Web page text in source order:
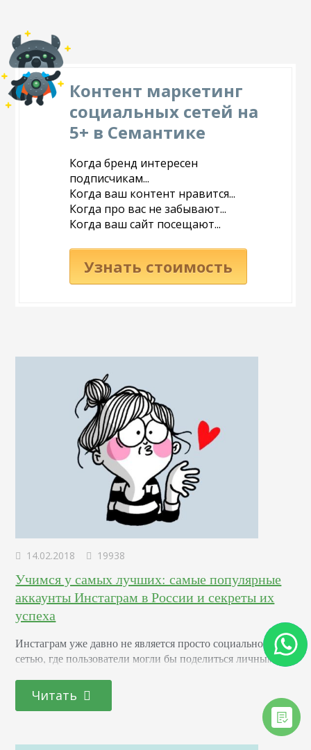
Контент маркетинг
социальных сетей на
5+ в Семантике
Когда бренд интересен
подписчикам...
Когда ваш контент нравится...
Когда про вас не забывают...
Когда ваш сайт посещают...
Узнать стоимость
14.02.2018 19938
Учимся у самых лучших: самые популярные
аккаунты Инстаграм в России и секреты их
успеха
Инстаграм уже давно не является просто социальной
сетью, где пользователи могли бы поделиться личными
эффективный и действенный инструмент для повышения
популярности и заработка. С помощью инстааккаунта
сегодня можно проводить пиар-кампании, продвигать
товары и услуги, открывать онлайн-магазины и так далее.
Читать